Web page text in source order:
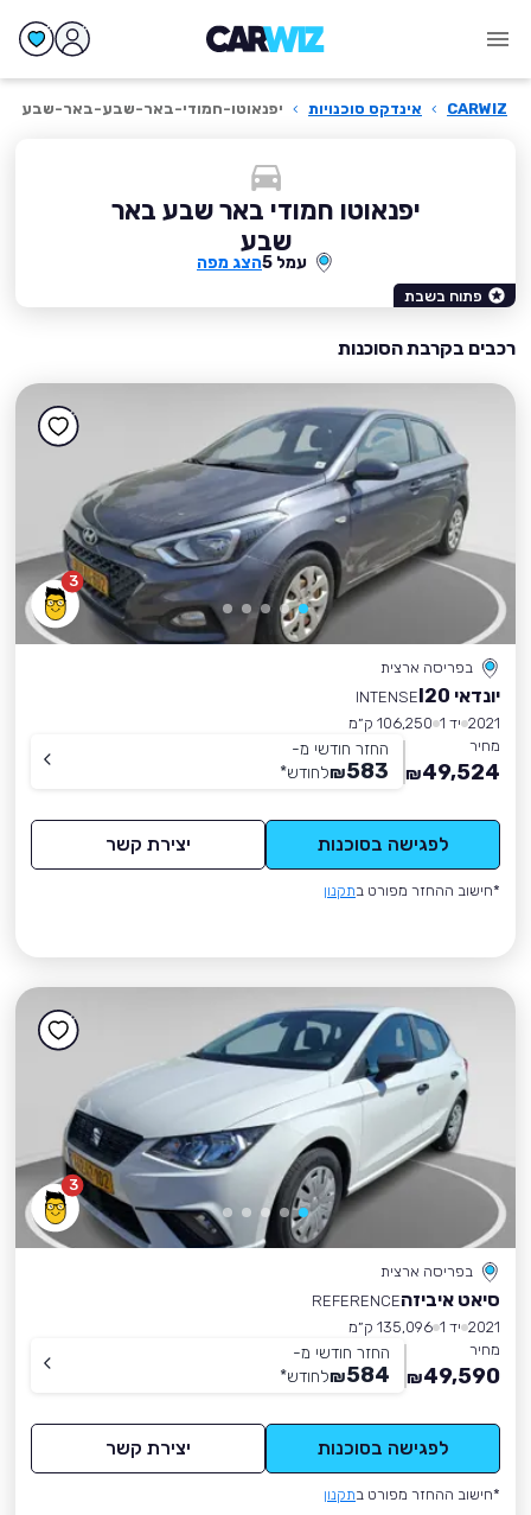
CARWIZ
› אינדקס סוכנויות › יפנאוטו-חמודי-באר-שבע-באר-שבע
יפנאוטו חמודי באר שבע באר
שבע
עמל 5 הצג מפה
פתוח בשבת
רכבים בקרבת הסוכנות
3
בפריסה ארצית
יונדאי I20
INTENSE
2021 יד 1
106,250 ק״מ
מחיר
49,524
₪
החזר חודשי מ-
583
₪לחודש*
לפגישה בסוכנות יצירת קשר
*חישוב ההחזר מפורט בתקנון
3
בפריסה ארצית
סיאט איביזהREFERENCE
2021 יד 1
135,096 ק״מ
מחיר
49,590
₪
החזר חודשי מ-
584
₪לחודש*
לפגישה בסוכנות יצירת קשר
*חישוב ההחזר מפורט בתקנון